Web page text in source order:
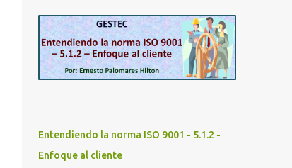
competencia y de confiabilidad de los
auditores de sistemas de gestión . Como le
comenté en la entrada previa, es un hecho
que la mayoría de los auditores de sistemas
calificados y certificados , por lo que se ha
interesante, en la cual tenemos miles de
Entendiendo la norma ISO 9001 - 5.1.2 -
Enfoque al cliente